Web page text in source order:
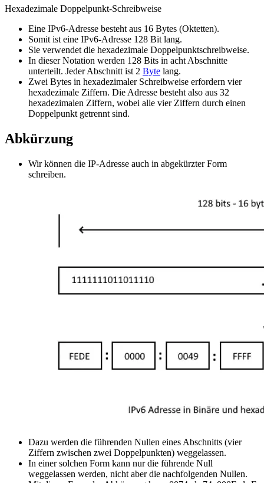
Hexadezimale Doppelpunkt-Schreibweise
Eine IPv6-Adresse besteht aus 16 Bytes (Oktetten).
Somit ist eine IPv6-Adresse 128 Bit lang.
Sie verwendet die hexadezimale Doppelpunktschreibweise.
In dieser Notation werden 128 Bits in acht Abschnitte
unterteilt. Jeder Abschnitt ist 2 Byte lang.
Zwei Bytes in hexadezimaler Schreibweise erfordern vier
hexadezimale Ziffern. Die Adresse besteht also aus 32
hexadezimalen Ziffern, wobei alle vier Ziffern durch einen
Doppelpunkt getrennt sind.
Abkürzung
Wir können die IP-Adresse auch in abgekürzter Form
schreiben.
Dazu werden die führenden Nullen eines Abschnitts (vier
Ziffern zwischen zwei Doppelpunkten) weggelassen.
In einer solchen Form kann nur die führende Null
weggelassen werden, nicht aber die nachfolgenden Nullen.